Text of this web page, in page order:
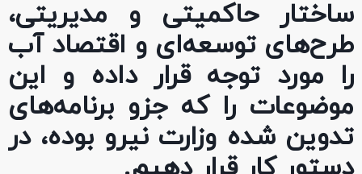
ساختار حاکمیتی و مدیریتی،
طرح‌های توسعه‌ای و اقتصاد آب
را مورد توجه قرار داده و این
موضوعات را که جزو برنامه‌های
تدوین شده وزارت نیرو بوده، در